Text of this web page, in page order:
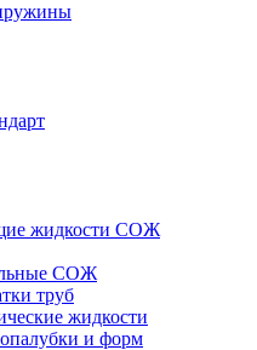
жидкости СОЖ
СОЖ
труб
жидкости
и форм